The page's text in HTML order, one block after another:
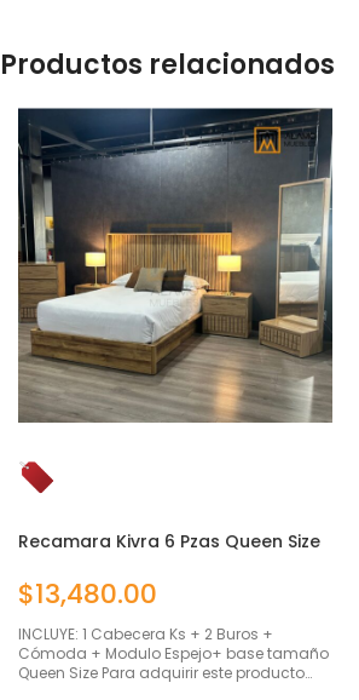
Productos relacionados
Recamara Kivra 6 Pzas Queen Size
$13,480.00
INCLUYE: 1 Cabecera Ks + 2 Buros +
Cómoda + Modulo Espejo+ base tamaño
Queen Size Para adquirir este producto…